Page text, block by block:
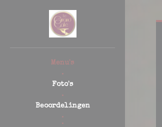
Menu's
Foto's
Beoordelingen